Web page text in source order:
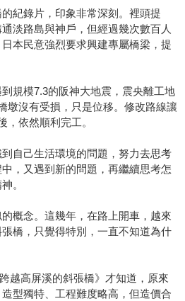
紀錄片，印象非常深刻。裡頭提
淡路島與神戶，但經過幾次數百人
本民意強烈要求興建專屬橋梁，提
規模7.3的阪神大地震，震央離工地
墩沒有受損，只是位移。修改路線讓
，依然順利完工。
自己生活環境的問題，努力去思考
，又遇到新的問題，再繼續思考怎
。
概念。這幾年，在路上開車，越來
橋，只覺得特別，一直不知道為什
越高屏溪的斜張橋》才知道，原來
型獨特、工程難度略高，但造價合